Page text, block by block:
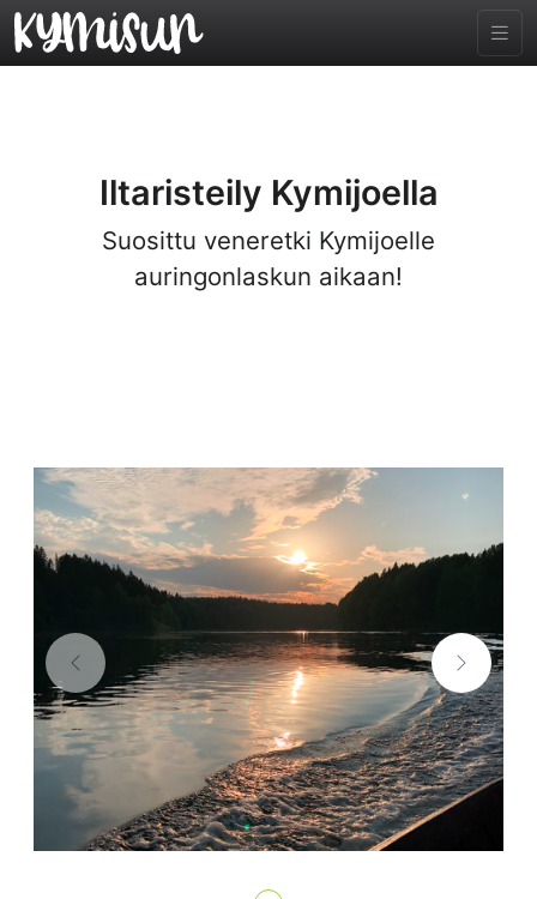
Iltaristeily Kymijoella
Suosittu veneretki Kymijoelle
auringonlaskun aikaan!